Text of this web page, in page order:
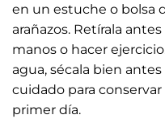
en un estuche o bolsa
arañazos. Retírala
manos o hacer
agua, sécala bien
cuidado para
primer día.